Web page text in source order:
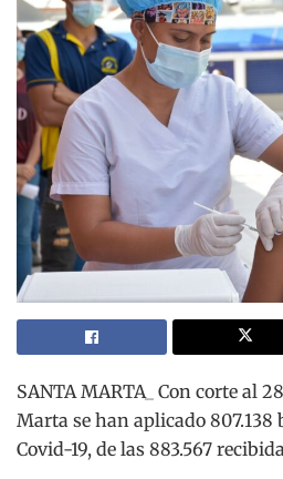
SANTA MARTA_ Con corte al
Marta se han aplicado 807.138
Covid-19, de las 883.567